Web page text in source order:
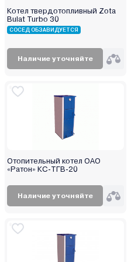
Котел твердотопливный Zota
Bulat Turbo 30
СОСЕД ОБЗАВИДУЕТСЯ
Наличие уточняйте
Отопительный котел ОАО
«Ратон» КС-ТГВ-20
Наличие уточняйте